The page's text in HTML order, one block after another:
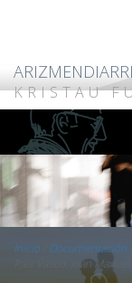
KRISTAU
Inicio/ Documentación
País Vasco. Juan